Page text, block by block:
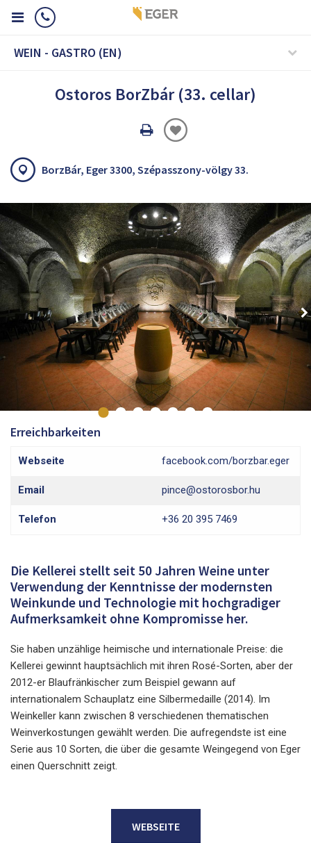
WEIN - GASTRO (EN)
Ostoros BorZbár (33. cellar)
Oldal
BorzBár, Eger 3300, Szépasszony-völgy 33.
Erreichbarkeiten
Webseite facebook.com/borzbar.eger
Email pince@ostorosbor.hu
Telefon +36 20 395 7469
Die Kellerei stellt seit 50 Jahren Weine unter
Verwendung der Kenntnisse der modernsten
Weinkunde und Technologie mit hochgradiger
Aufmerksamkeit ohne Kompromisse her.
Sie haben unzählige heimische und internationale Preise: die
Kellerei gewinnt hauptsächlich mit ihren Rosé-Sorten, aber der
2012-er Blaufränkischer zum Beispiel gewann auf
internationalem Schauplatz eine Silbermedaille (2014). Im
Weinkeller kann zwischen 8 verschiedenen thematischen
Weinverkostungen gewählt werden. Die aufregendste ist eine
Serie aus 10 Sorten, die über die gesamte Weingegend von Eger
einen Querschnitt zeigt.
WEBSEITE